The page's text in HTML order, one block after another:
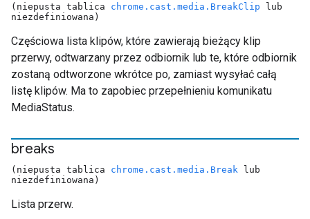
(niepusta tablica chrome.cast.media.BreakClip lub
niezdefiniowana)
Częściowa lista klipów, które zawierają bieżący klip
przerwy, odtwarzany przez odbiornik lub te, które odbiornik
zostaną odtworzone wkrótce po, zamiast wysyłać całą
listę klipów. Ma to zapobiec przepełnieniu komunikatu
MediaStatus.
breaks
(niepusta tablica chrome.cast.media.Break lub
niezdefiniowana)
Lista przerw.